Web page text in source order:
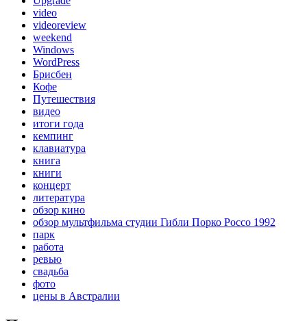
video
videoreview
weekend
Windows
WordPress
Брисбен
Кофе
Путешествия
видео
итоги года
кемпинг
клавиатура
книга
книги
концерт
литература
обзор кино
обзор мультфильма студии Гибли Порко Россо 1992
парк
работа
ревью
свадьба
фото
цены в Австралии